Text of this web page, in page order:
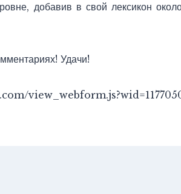
добавив в свой лексикон
Удачи!